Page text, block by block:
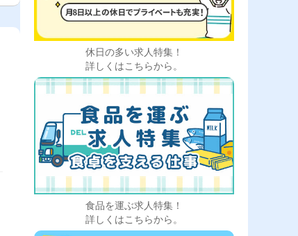
休日の多い求人特集！
詳しくはこちらから。
食品を運ぶ求人特集！
詳しくはこちらから。